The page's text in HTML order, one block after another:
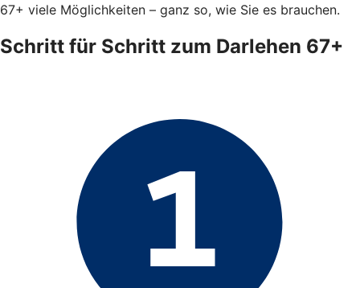
67+ viele Möglichkeiten – ganz so, wie Sie es brauchen.
Schritt für Schritt zum Darlehen 67+